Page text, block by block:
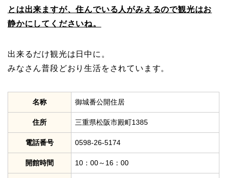
とは出来ますが、住んでいる人がみえるので観光はお
静かにしてくださいね。
出来るだけ観光は日中に。
みなさん普段どおり生活をされています。
名称 御城番公開住居
住所 三重県松阪市殿町1385
電話番号 0598-26-5174
開館時間 10：00～16：00​